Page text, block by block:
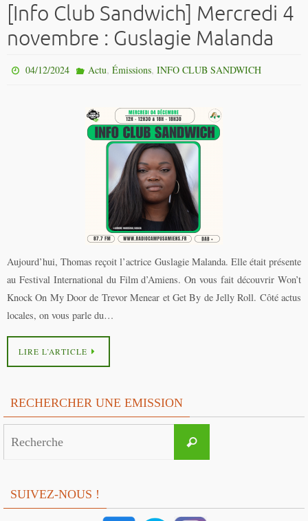
[Info Club Sandwich] Mercredi 4
novembre : Guslagie Malanda
04/12/2024 Actu, Émissions, INFO CLUB SANDWICH
Aujourd’hui, Thomas reçoit l’actrice Guslagie Malanda. Elle était présente
au Festival International du Film d’Amiens. On vous fait découvrir Won’t
Knock On My Door de Trevor Menear et Get By de Jelly Roll. Côté actus
locales, on vous parle du…
LIRE L’ARTICLE
RECHERCHER UNE EMISSION
Recherche
SUIVEZ-NOUS !